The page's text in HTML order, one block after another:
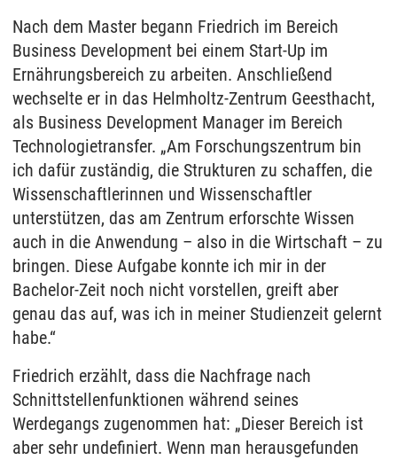
Nach dem Master begann Friedrich im Bereich
Business Development bei einem Start-Up im
Ernährungsbereich zu arbeiten. Anschließend
wechselte er in das Helmholtz-Zentrum Geesthacht,
als Business Development Manager im Bereich
Technologietransfer. „Am Forschungszentrum bin
ich dafür zuständig, die Strukturen zu schaffen, die
Wissenschaftlerinnen und Wissenschaftler
unterstützen, das am Zentrum erforschte Wissen
auch in die Anwendung – also in die Wirtschaft – zu
bringen. Diese Aufgabe konnte ich mir in der
Bachelor-Zeit noch nicht vorstellen, greift aber
genau das auf, was ich in meiner Studienzeit gelernt
habe.“
Friedrich erzählt, dass die Nachfrage nach
Schnittstellenfunktionen während seines
Werdegangs zugenommen hat: „Dieser Bereich ist
aber sehr undefiniert. Wenn man herausgefunden